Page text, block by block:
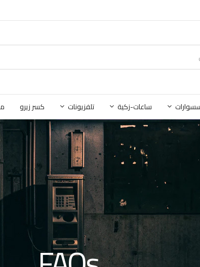
ساعات-زكية تلفزيونات كسر زيرو